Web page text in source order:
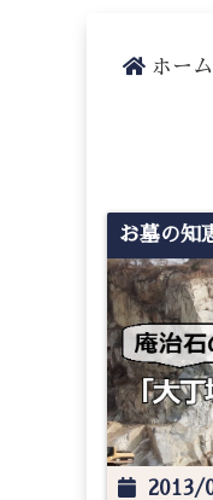
ホーム
お墓の知
2013/